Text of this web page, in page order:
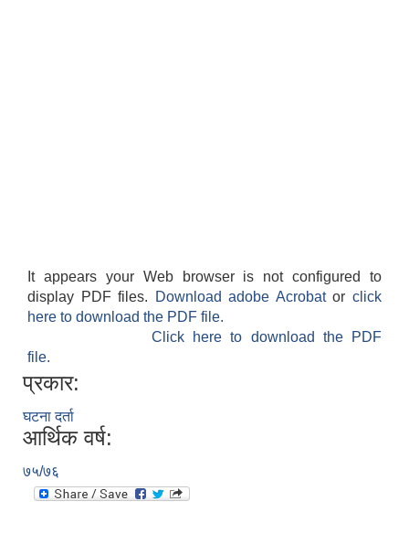
It appears your Web browser is not configured to
display PDF files.
Download adobe Acrobatorclick
here to download the PDF file.
Click here to download the PDF
file.
प्रकार:
घटना दर्ता
आर्थिक वर्ष:
७५/७६